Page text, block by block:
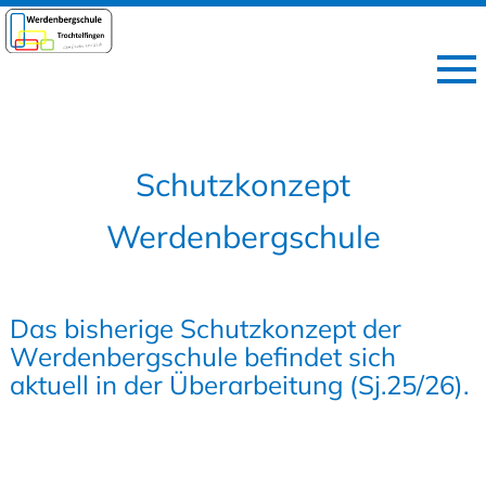
Schutzkonzept
Werdenbergschule
Das bisherige Schutzkonzept der
Werdenbergschule befindet sich
aktuell in der Überarbeitung (Sj.25/26).